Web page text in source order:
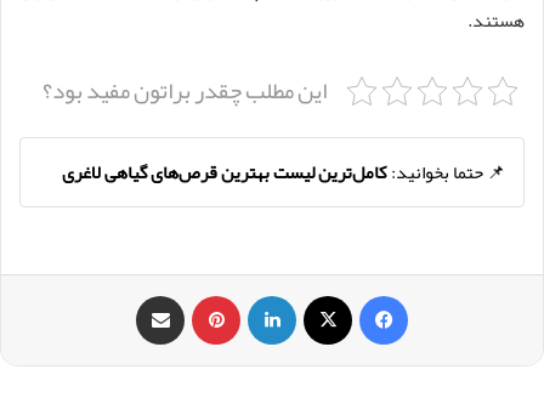
هستند.
این مطلب چقدر براتون مفید بود؟
📌 حتما بخوانید:کامل‌ترین لیست بهترین قرص‌های گیاهی لاغری
‫پین‌ترست